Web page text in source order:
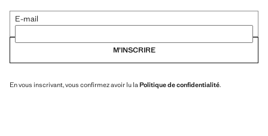
E-mail
M’INSCRIRE
En vous inscrivant, vous confirmez avoir lu la Politique de confidentialité.